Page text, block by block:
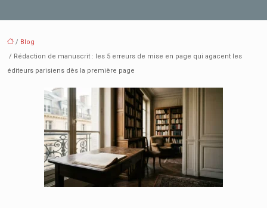
/ Blog
/ Rédaction de manuscrit : les 5 erreurs de mise en page qui agacent les
éditeurs parisiens dès la première page